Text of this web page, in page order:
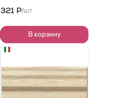
321 Р/шт
В корзину